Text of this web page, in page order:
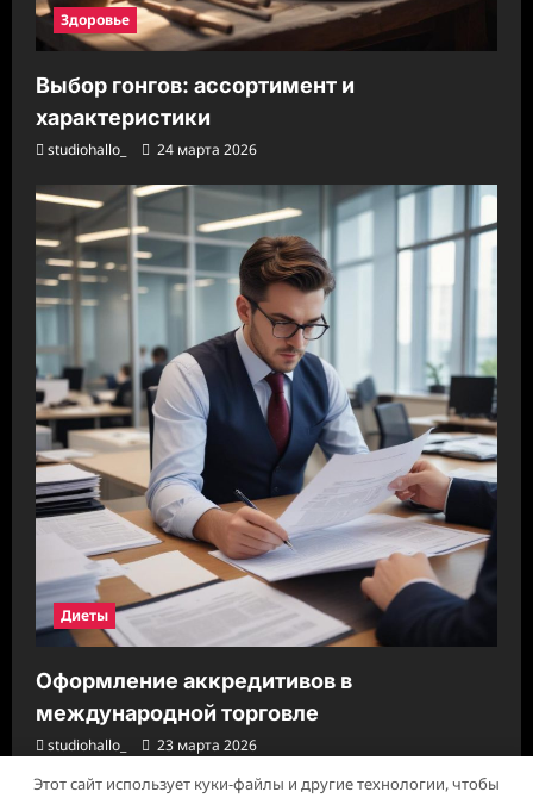
Здоровье
Выбор гонгов: ассортимент и
характеристики
studiohallo_ 24 марта 2026
Диеты
Оформление аккредитивов в
международной торговле
studiohallo_ 23 марта 2026
Этот сайт использует куки-файлы и другие технологии, чтобы